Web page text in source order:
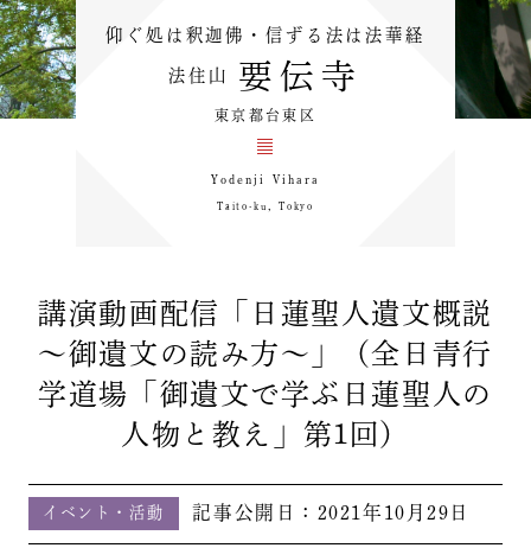
仰ぐ処は釈迦佛・信ずる法は法華経
法住山 要伝寺
東京都台東区
Yodenji Vihara
Taito-ku，Tokyo
講演動画配信「日蓮聖人遺文概説
～御遺文の読み方～」（全日青行
学道場「御遺文で学ぶ日蓮聖人の
人物と教え」第1回）
イベント・活動 記事公開日： 2021年10月29日